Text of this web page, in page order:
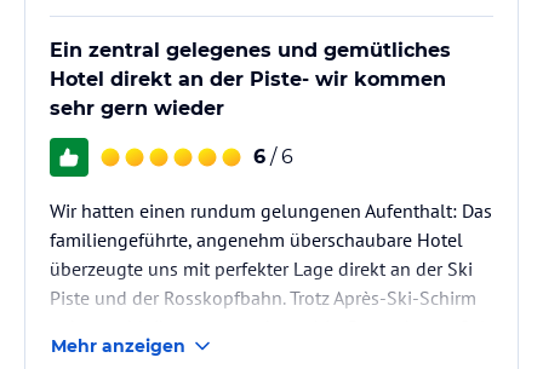
Ein zentral gelegenes und gemütliches
Hotel direkt an der Piste- wir kommen
sehr gern wieder
6 / 6
Wir hatten einen rundum gelungenen Aufenthalt: Das
familiengeführte, angenehm überschaubare Hotel
überzeugte uns mit perfekter Lage direkt an der Ski
Piste und der Rosskopfbahn. Trotz Après-Ski-Schirm
uns der urige, gemütliche Charme mit viel Holz, das
Mehr anzeigen